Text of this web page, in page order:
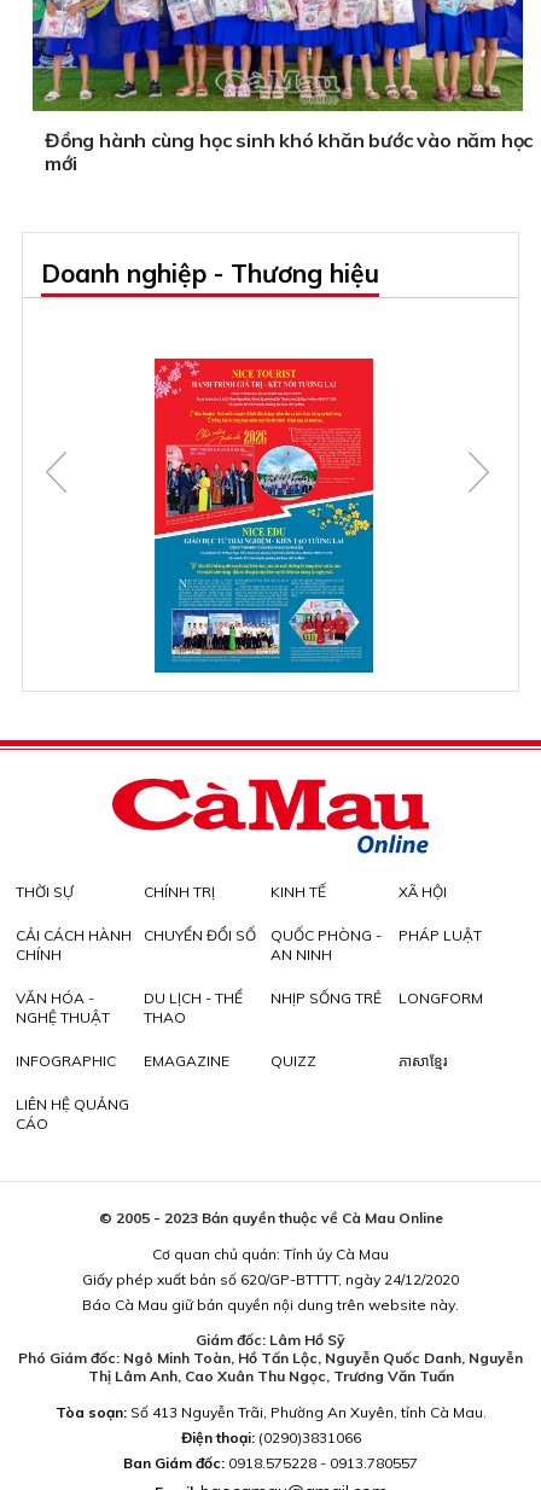
Đồng hành cùng học sinh khó khăn bước vào năm học
mới
Doanh nghiệp - Thương hiệu
THỜI SỰ CHÍNH TRỊ KINH TẾ XÃ HỘI
CẢI CÁCH HÀNH
CHÍNH
CHUYỂN ĐỔI SỐ
QUỐC PHÒNG -
AN NINH
PHÁP LUẬT
VĂN HÓA -
NGHỆ THUẬT
DU LỊCH - THỂ
THAO
NHỊP SỐNG TRẺ LONGFORM
INFOGRAPHIC EMAGAZINE QUIZZ ភាសាខ្មែរ
LIÊN HỆ QUẢNG
CÁO
© 2005 - 2023 Bản quyền thuộc về Cà Mau Online
Cơ quan chủ quản: Tỉnh ủy Cà Mau
Giấy phép xuất bản số 620/GP-BTTTT, ngày 24/12/2020
Báo Cà Mau giữ bản quyền nội dung trên website này.
Giám đốc: Lâm Hồ Sỹ
Phó Giám đốc: Ngô Minh Toàn, Hồ Tấn Lộc, Nguyễn Quốc Danh, Nguyễn
Thị Lâm Anh, Cao Xuân Thu Ngọc, Trương Văn Tuấn
Tòa soạn:Số 413 Nguyễn Trãi, Phường An Xuyên, tỉnh Cà Mau.
Điện thoại: (0290)3831066
Ban Giám đốc: 0918.575228 - 0913.780557